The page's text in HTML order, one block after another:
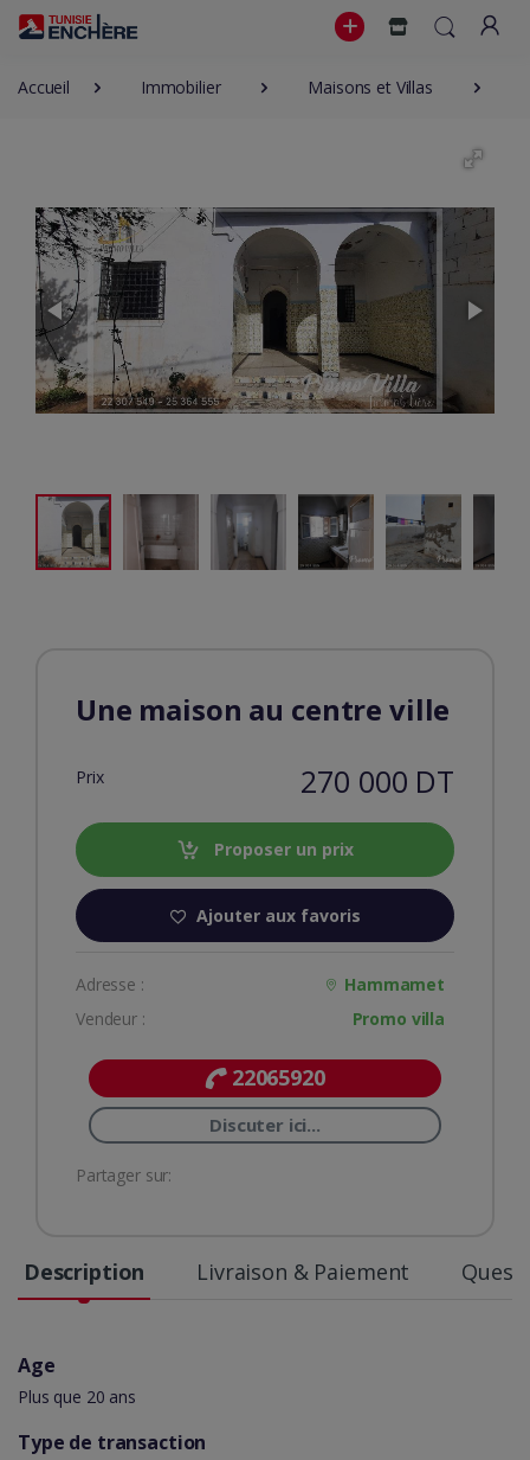
Accueil Immobilier Maisons et Villas
Une maison au centre ville
Prix 270 000 DT
Proposer un prix
Ajouter aux favoris
Adresse :
Hammamet
Vendeur :
Promo villa
22065920
Discuter ici...
Partager sur:
Description Livraison & Paiement
Age
Plus que 20 ans
Type de transaction